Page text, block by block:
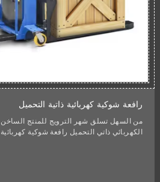
رافعة شوكية كهربائية ذاتية التحميل
من السهل تسلق شهر الترويج للمنتج الساخن
الكهربائي ذاتي التحميل رافعة شوكية كهربائية